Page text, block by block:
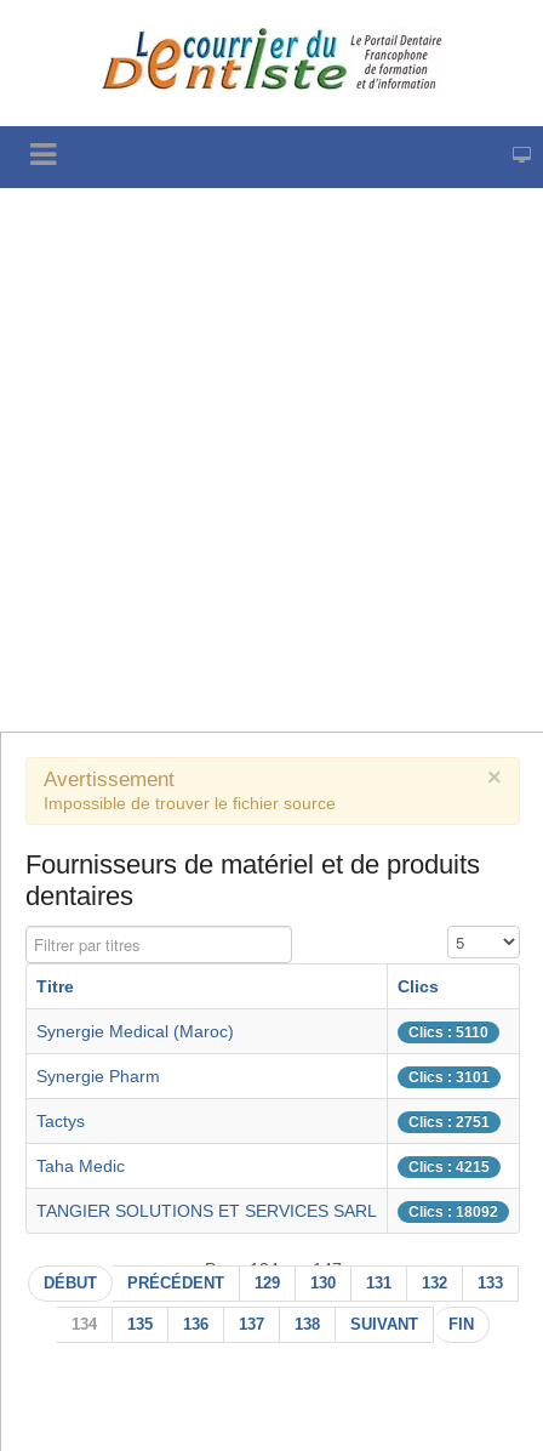
×
Avertissement
Impossible de trouver le fichier source
Fournisseurs de matériel et de produits
dentaires
Filtrer par titres Affichage #
Titre Clics
Synergie Medical (Maroc) Clics : 5110
Synergie Pharm Clics : 3101
Tactys Clics : 2751
Taha Medic Clics : 4215
TANGIER SOLUTIONS ET SERVICES SARL Clics : 18092
Page 134 sur 147
DÉBUT PRÉCÉDENT 129 130 131 132 133
134 135 136 137 138 SUIVANT FIN